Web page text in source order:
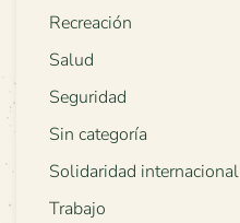
Recreación
Salud
Seguridad
Sin categoría
Solidaridad internacional
Trabajo